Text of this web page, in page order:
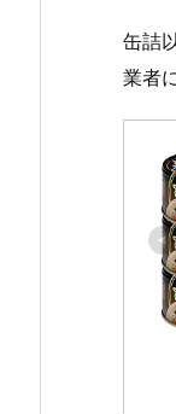
缶詰
業者